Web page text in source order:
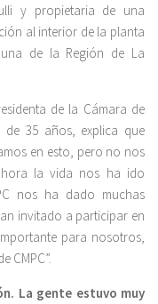
y propietaria de una
al interior de la planta
de la Región de La
de la Cámara de
35 años, explica que
en esto, pero no nos
la vida nos ha ido
nos ha dado muchas
invitado a participar en
para nosotros,
CMPC”.
La gente estuvo muy